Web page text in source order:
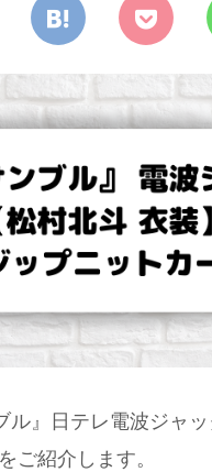
』日テレ電波ジャ
ご紹介します。